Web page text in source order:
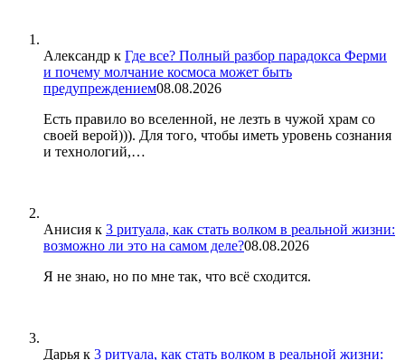
Александр к Где все? Полный разбор парадокса Ферми
и почему молчание космоса может быть
предупреждением08.08.2026
Есть правило во вселенной, не лезть в чужой храм со
своей верой))). Для того, чтобы иметь уровень сознания
и технологий,…
Анисия к 3 ритуала, как стать волком в реальной жизни:
возможно ли это на самом деле?08.08.2026
Я не знаю, но по мне так, что всё сходится.
Дарья к 3 ритуала, как стать волком в реальной жизни: